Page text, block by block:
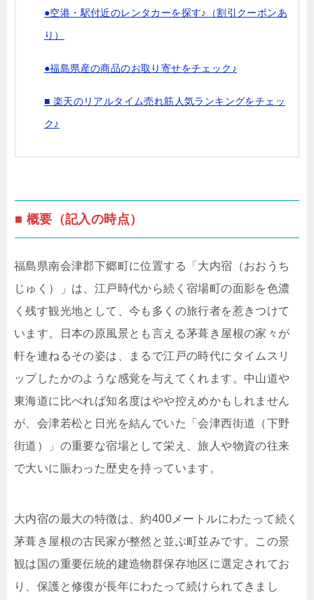
●空港・駅付近のレンタカーを探す♪（割引クーポンあ
り）
●福島県産の商品のお取り寄せをチェック♪
■ 楽天のリアルタイム売れ筋人気ランキングをチェッ
ク♪
■ 概要（記入の時点）
福島県南会津郡下郷町に位置する「大内宿（おおうち
じゅく）」は、江戸時代から続く宿場町の面影を色濃
く残す観光地として、今も多くの旅行者を惹きつけて
います。日本の原風景とも言える茅葺き屋根の家々が
軒を連ねるその姿は、まるで江戸の時代にタイムスリ
ップしたかのような感覚を与えてくれます。中山道や
東海道に比べれば知名度はやや控えめかもしれません
が、会津若松と日光を結んでいた「会津西街道（下野
街道）」の重要な宿場として栄え、旅人や物資の往来
で大いに賑わった歴史を持っています。
大内宿の最大の特徴は、約400メートルにわたって続く
茅葺き屋根の古民家が整然と並ぶ町並みです。この景
観は国の重要伝統的建造物群保存地区に選定されてお
り、保護と修復が長年にわたって続けられてきまし